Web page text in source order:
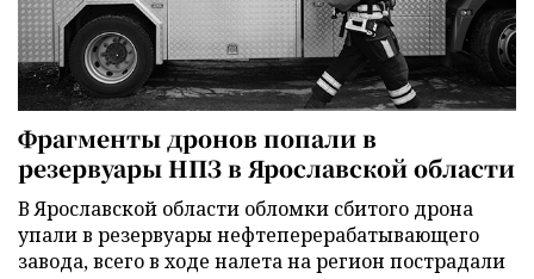
Фрагменты дронов попали в
резервуары НПЗ в Ярославской области
В Ярославской области обломки сбитого дрона
упали в резервуары нефтеперерабатывающего
завода, всего в ходе налета на регион пострадали